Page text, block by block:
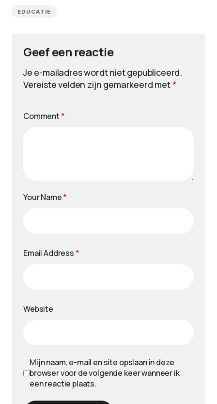
EDUCATIE
Geef een reactie
Je e-mailadres wordt niet gepubliceerd.
Vereiste velden zijn gemarkeerd met*
Comment *
Your Name*
Email Address *
Website
Mijn naam, e-mail en site opslaan in deze
browser voor de volgende keer wanneer ik
een reactie plaats.